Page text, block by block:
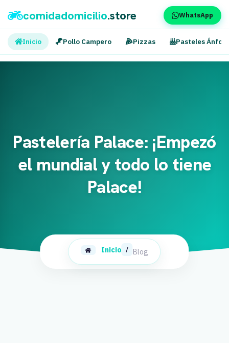
comidadomicilio.store WhatsApp
Inicio Pollo Campero Pizzas Pasteles Ánfora
Pastelería Palace: ¡Empezó
el mundial y todo lo tiene
Palace!
Inicio / Blog